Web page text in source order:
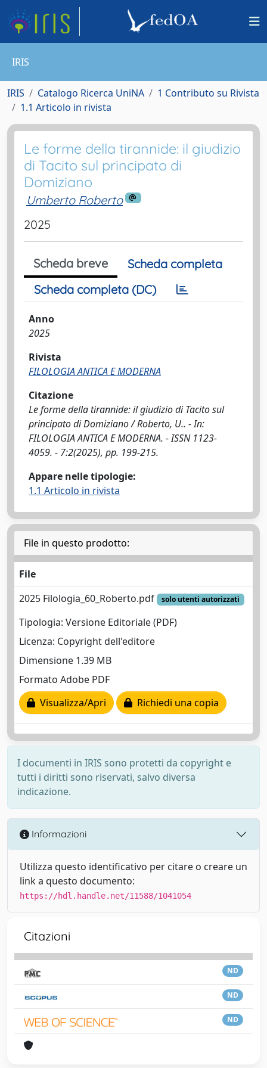
IRIS
IRIS Catalogo Ricerca UniNA
1 Contributo su Rivista
1.1 Articolo in rivista
Le forme della tirannide: il giudizio
di Tacito sul principato di
Domiziano
Umberto Roberto
2025
Scheda breve
Scheda completa
Scheda completa (DC)
Anno
2025
Rivista
FILOLOGIA ANTICA E MODERNA
Citazione
Le forme della tirannide: il giudizio di Tacito sul
principato di Domiziano / Roberto, U.. - In:
FILOLOGIA ANTICA E MODERNA. - ISSN 1123-
4059. - 7:2(2025), pp. 199-215.
Appare nelle tipologie:
1.1 Articolo in rivista
File in questo prodotto:
File
2025 Filologia_60_Roberto.pdf
solo utenti autorizzati
Tipologia: Versione Editoriale (PDF)
Licenza: Copyright dell'editore
Dimensione 1.39 MB
Formato Adobe PDF
Visualizza/Apri
Richiedi una copia
I documenti in IRIS sono protetti da copyright e
tutti i diritti sono riservati, salvo diversa
indicazione.
Informazioni
Utilizza questo identificativo per citare o creare un
link a questo documento:
https://hdl.handle.net/11588/1041054
Citazioni
ND
ND
ND